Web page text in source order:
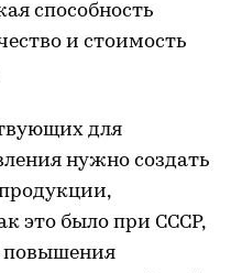
способность
и стоимость
для
нужно создать
это было при СССР,
повышения